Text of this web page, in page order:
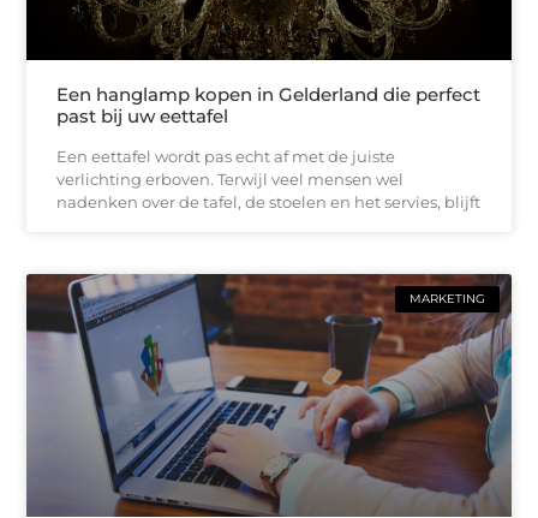
Een hanglamp kopen in Gelderland die perfect
past bij uw eettafel
Een eettafel wordt pas echt af met de juiste
verlichting erboven. Terwijl veel mensen wel
nadenken over de tafel, de stoelen en het servies, blijft
MARKETING